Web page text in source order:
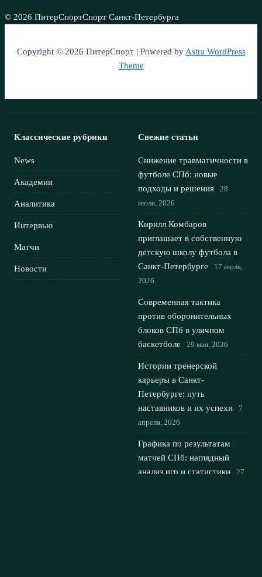
© 2026 ПитерСпортСпорт Санкт-Петербурга
Copyright © 2026 ПитерСпорт | Powered byAstra WordPress
Theme
Классические рубрики
News
Академии
Аналитика
Интервью
Матчи
Новости
Свежие статьи
Снижение травматичности в
футболе СПб: новые
подходы и решения
28
июля, 2026
Кирилл Комбаров
приглашает в собственную
детскую школу футбола в
Санкт-Петербурге
17 июля,
2026
Современная тактика
против оборонительных
блоков СПб в уличном
баскетболе
29 мая, 2026
Истории тренерской
карьеры в Санкт-
Петербурге: путь
наставников и их успехи
7
апреля, 2026
Графика по результатам
матчей СПб: наглядный
анализ игр и статистики
27